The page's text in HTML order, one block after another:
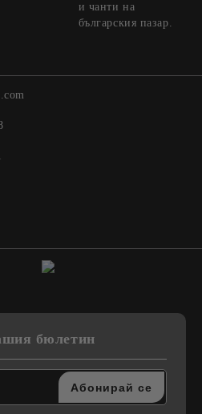
и чанти на
българския пазар.
бюлетин